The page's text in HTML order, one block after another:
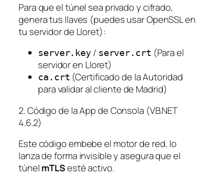
Para que el túnel sea privado y cifrado,
genera tus llaves (puedes usar OpenSSL en
tu servidor de Lloret):
server.key / server.crt (Para el
servidor en Lloret)
ca.crt (Certificado de la Autoridad
para validar al cliente de Madrid)
2. Código de la App de Consola (VB.NET
4.6.2)
Este código embebe el motor de red, lo
lanza de forma invisible y asegura que el
túnelmTLSesté activo.